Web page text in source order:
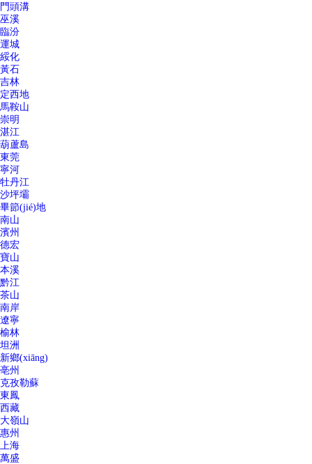
門頭溝
巫溪
臨汾
運城
綏化
黃石
吉林
定西地
馬鞍山
崇明
湛江
葫蘆島
東莞
寧河
牡丹江
沙坪壩
畢節(jié)地
南山
濱州
德宏
寶山
本溪
黔江
茶山
南岸
遼寧
榆林
坦洲
新鄉(xiāng)
亳州
克孜勒蘇
東鳳
西藏
大嶺山
惠州
上海
萬盛